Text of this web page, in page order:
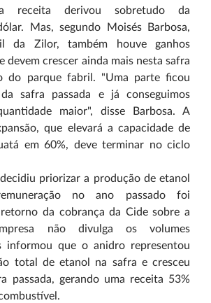
receita derivou sobretudo da
Mas, segundo Moisés Barbosa,
da Zilor, também houve ganhos
devem crescer ainda mais nesta safra
do parque fabril. "Uma parte ficou
safra passada e já conseguimos
maior", disse Barbosa. A
que elevará a capacidade de
em 60%, deve terminar no ciclo
priorizar a produção de etanol
no ano passado foi
da cobrança da Cide sobre a
não divulga os volumes
informou que o anidro representou
total de etanol na safra e cresceu
passada, gerando uma receita 53%